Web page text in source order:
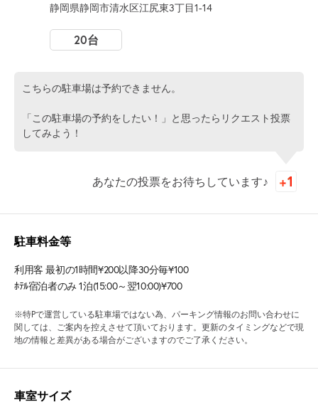
静岡県静岡市清水区江尻東3丁目1-14
20台
こちらの駐車場は予約できません。
「この駐車場の予約をしたい！」と思ったらリクエスト投票
してみよう！
あなたの投票をお待ちしています♪
駐車料金等
利用客 最初の1時間¥200以降30分毎¥100
ﾎﾃﾙ宿泊者のみ 1泊(15:00～翌10:00)¥700
※特Pで運営している駐車場ではない為、パーキング情報のお問い合わせに
関しては、ご案内を控えさせて頂いております。更新のタイミングなどで現
地の情報と差異がある場合がございますのでご了承ください。
車室サイズ